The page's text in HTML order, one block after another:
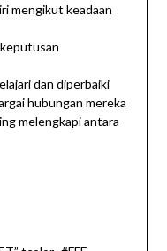
mengikut keadaan
dan diperbaiki
hubungan mereka
melengkapi antara